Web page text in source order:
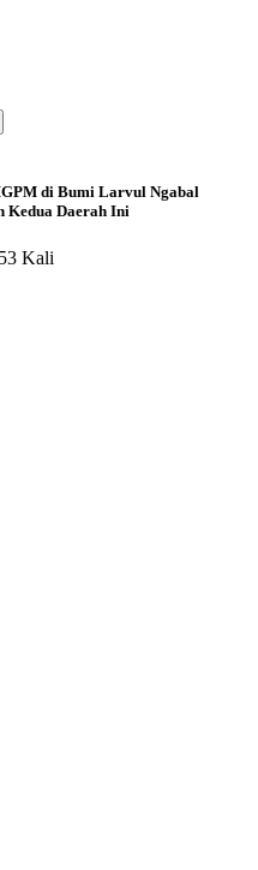
di Bumi Larvul Ngabal
Kedua Daerah Ini
Kali